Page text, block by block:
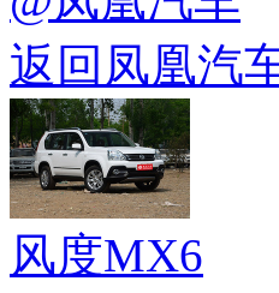
返回凤凰汽
风度MX6